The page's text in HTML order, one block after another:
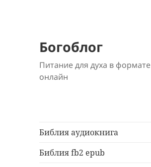
Богоблог
Питание для духа в формате
онлайн
Библия аудиокнига
Библия fb2 epub